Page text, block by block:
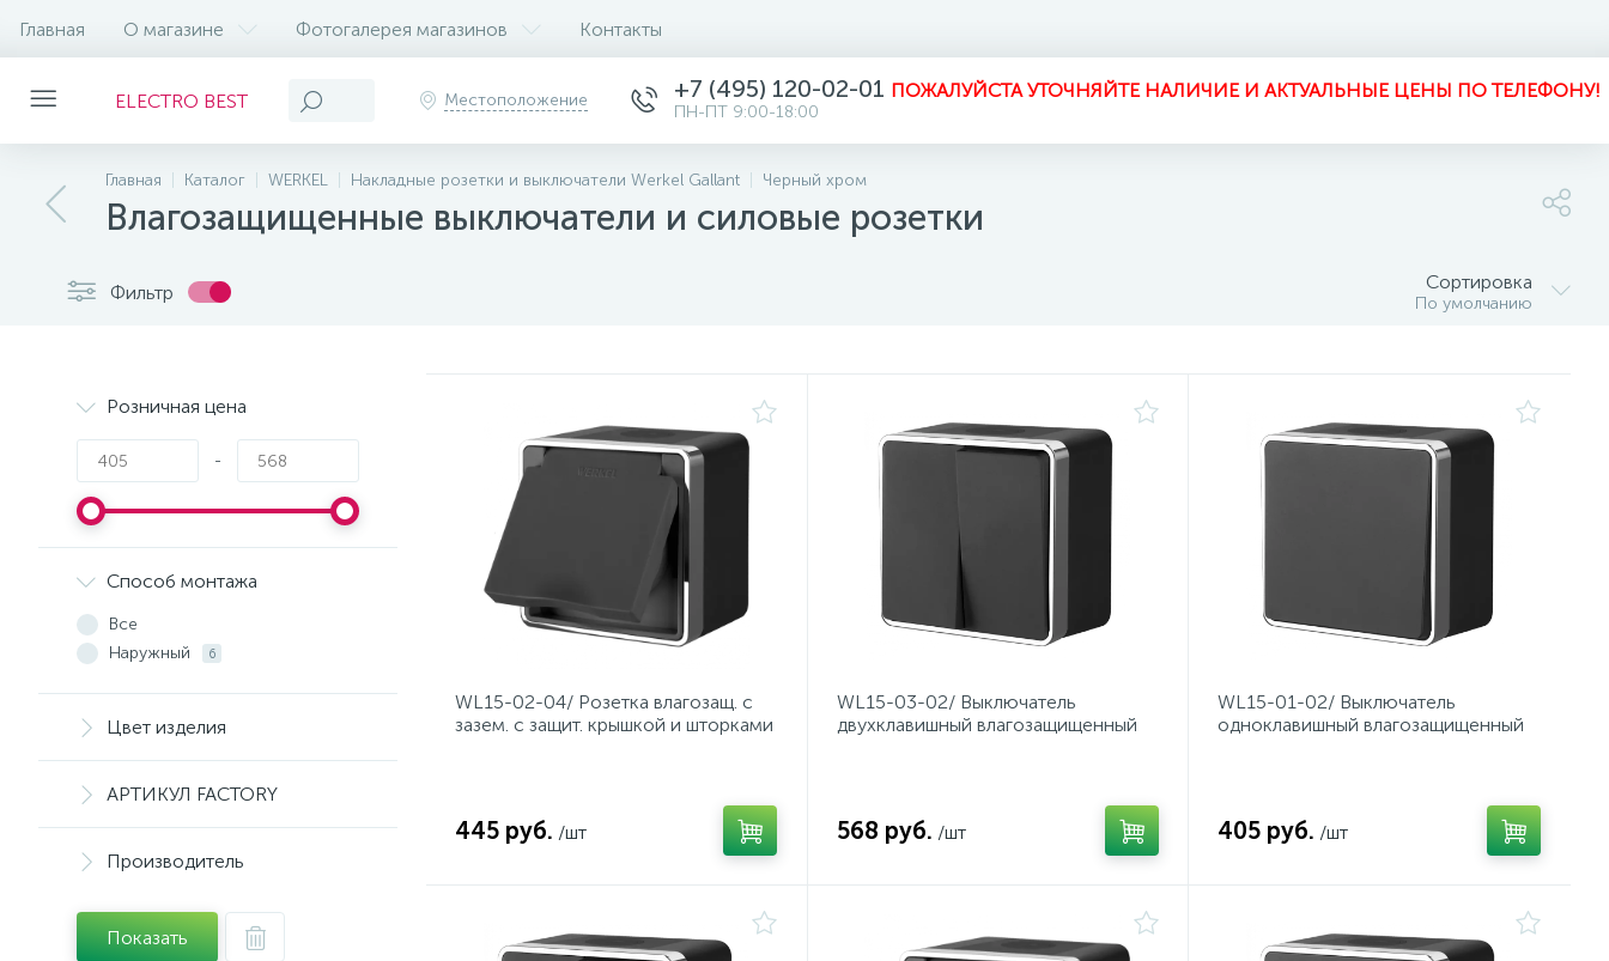
Главная О магазине Фотогалерея магазинов Контакты
ELECTRO BEST Местоположение +7 (495) 120-02-01 ПОЖАЛУЙСТА УТОЧНЯЙТЕ НАЛИЧИЕ И АКТУАЛЬНЫЕ ЦЕНЫ ПО ТЕЛЕФОНУ!
ПН-ПТ 9:00-18:00
Главная Каталог WERKEL Накладные розетки и выключатели Werkel Gallant Черный хром
Влагозащищенные выключатели и силовые розетки
Фильтр Сортировка
По умолчанию
Розничная цена
-
Способ монтажа
Все
Наружный
6
Цвет изделия
АРТИКУЛ FACTORY
Производитель
Показать
WL15-02-04/ Розетка влагозащ. с
зазем. с защит. крышкой и шторками
445 руб. /шт
WL15-03-02/ Выключатель
двухклавишный влагозащищенный
568 руб. /шт
WL15-01-02/ Выключатель
одноклавишный влагозащищенный
405 руб. /шт